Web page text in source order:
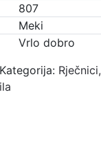
807
Meki
Vrlo dobro
Kategorija: Rječnici,